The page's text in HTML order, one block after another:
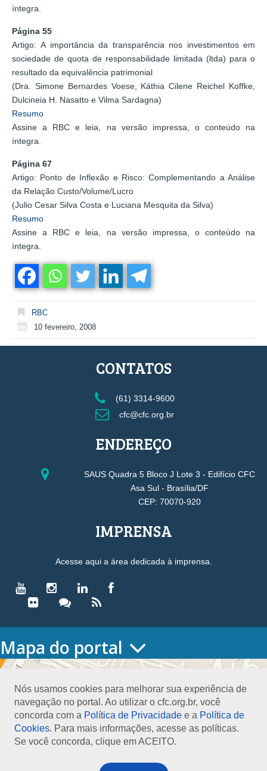
íntegra.
Página 55
Artigo: A importância da transparência nos investimentos em
sociedade de quota de responsabilidade limitada (ltda) para o
resultado da equivalência patrimonial
(Dra. Simone Bernardes Voese, Káthia Cilene Reichel Koffke,
Dulcineia H. Nasatto e Vilma Sardagna)
Resumo
Assine a RBC e leia, na versão impressa, o conteúdo na
íntegra.
Página 67
Artigo: Ponto de Inflexão e Risco: Complementando a Análise
da Relação Custo/Volume/Lucro
(Julio Cesar Silva Costa e Luciana Mesquita da Silva)
Resumo
Assine a RBC e leia, na versão impressa, o conteúdo na
íntegra.
RBC
10 fevereiro, 2008
Nós usamos cookies para melhorar sua experiência de
navegação no portal. Ao utilizar o cfc.org.br, você
concorda com a Política de Privacidade e a Política de
Cookies. Para mais informações, acesse as políticas.
Se você concorda, clique em ACEITO.
CONTATOS
(61) 3314-9600
cfc@cfc.org.br
ENDEREÇO
SAUS Quadra 5 Bloco J Lote 3 - Edifício CFC
Asa Sul - Brasília/DF
CEP: 70070-920
IMPRENSA
Acesse aqui a área dedicada à imprensa.
Mapa do portal
HOME
Conselho Diretor
Nossa Sede
Planejamento
Organograma
Medalha João Lyra